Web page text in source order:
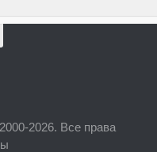
2026. Все права